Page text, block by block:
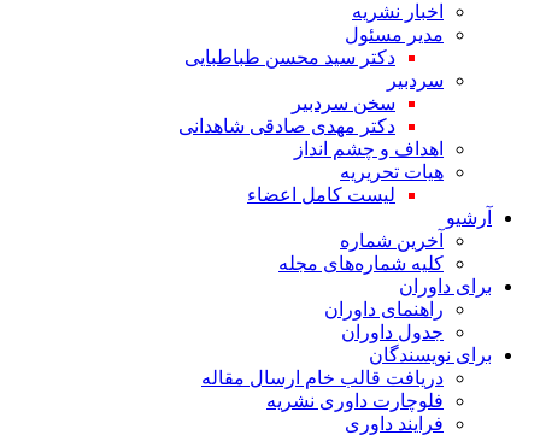
اخبار نشریه
مدیر مسئول
دکتر سید محسن طباطبایی
سردبیر
سخن سردبیر
دکتر مهدی صادقی شاهدانی
اهداف و چشم انداز
هیات تحریریه
لیست کامل اعضاء
آرشیو
آخرین شماره
کلیه شماره‌های مجله
برای داوران
راهنمای داوران
جدول داوران
برای نویسندگان
دریافت قالب خام ارسال مقاله
فلوچارت داوری نشریه
فرایند داوری